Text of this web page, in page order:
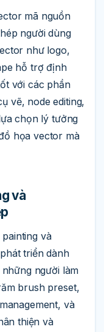
mã nguồn
người dùng
như logo,
hỗ trợ định
với các phần
vẽ, node editing,
chọn lý tưởng
họa vector mà
và
và
triển dành
người làm
brush preset,
và
thiện và